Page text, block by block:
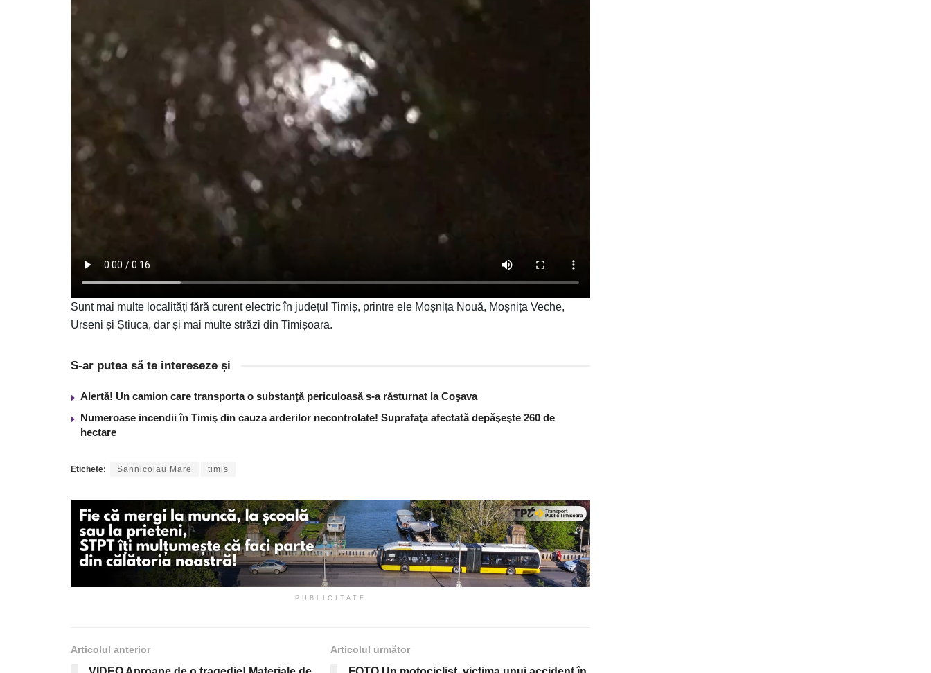
Sunt mai multe localități fără curent electric în județul Timiș, printre ele Moșnița Nouă, Moșnița Veche,
Urseni și Știuca, dar și mai multe străzi din Timișoara.
S-ar putea să te intereseze și
Alertă! Un camion care transporta o substanţă periculoasă s-a răsturnat la Coşava
Numeroase incendii în Timiş din cauza arderilor necontrolate! Suprafaţa afectată depăşeşte 260 de
hectare
Etichete: Sannicolau Mare timis
PUBLICITATE
Articolul anterior Articolul următor